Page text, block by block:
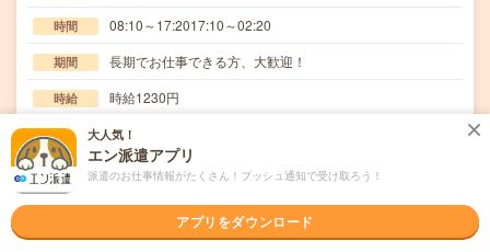
時間 08:10～17:2017:10～02:20
期間 長期でお仕事できる方、大歓迎！
時給 時給1230円
交通費規定内支給
仕事内容
車のナビ、オーディオ電装部品の組立(電動ドライバー、手
締めドライバー、はんだ利用)及び検査業務、マシ…
応募資格
職種未経験OK / ブランクOK / 英語力不要
大人気！
エン派遣アプリ
派遣のお仕事情報がたくさん！プッシュ通知で受け取ろう！
アプリをダウンロード